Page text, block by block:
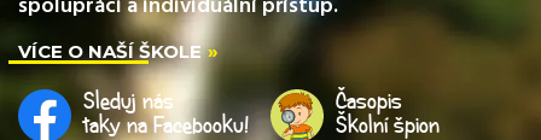
VÍCE O NAŠÍ ŠKOLE
Sleduj nás
taky na Facebooku!
Časopis
Školní špion